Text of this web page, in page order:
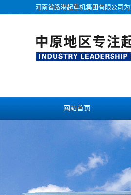
河南省路港起重机集团有限公司
网站首页